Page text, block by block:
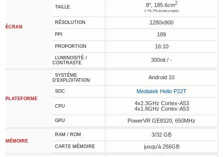
ÉCRAN
TAILLE 8", 185.6cm2
(~76.7% écran-corps)
RÉSOLUTION 1280x800
PPI 189
PROPORTION 16:10
LUMINOSITÉ /
CONTRASTE
300nit / -
PLATEFORME
SYSTÈME
D'EXPLOITATION
Android 10
SOC Mediatek Helio P22T
CPU
4x2.3GHz Cortex-A53
4x1.8GHz Cortex-A53
GPU PowerVR GE8320, 650MHz
MÉMOIRE
RAM / ROM 3/32 GB
CARTE MÉMOIRE jusqu'à 256GB